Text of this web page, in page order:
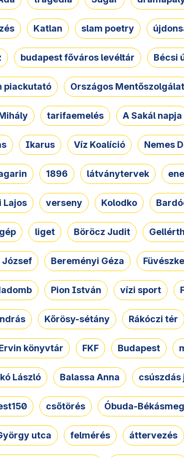
Katlan slam poetry
budapest főváros levéltár Bécsi
piackutató Országos Mentőszolgálat
tarifaemelés A Sakál napja
Ikarus Víz Koalíció Nemes
1896 látványtervek
Lajos verseny Kolodko
liget Böröcz Judit
József Bereményi Géza
Pion István vízi sport
Kőrösy-sétány Rákóczi tér
könyvtár FKF Budapest
László Balassa Anna csúszdás
csőtörés Óbuda-
utca felmérés áttervezés